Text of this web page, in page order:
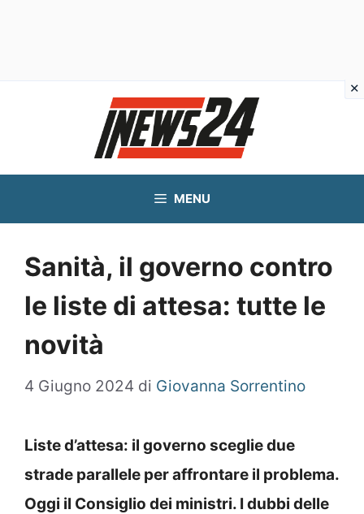
MENU
Sanità, il governo contro
le liste di attesa: tutte le
novità
4 Giugno 2024 di Giovanna Sorrentino
Liste d’attesa: il governo sceglie due
strade parallele per affrontare il problema.
Oggi il Consiglio dei ministri. I dubbi delle